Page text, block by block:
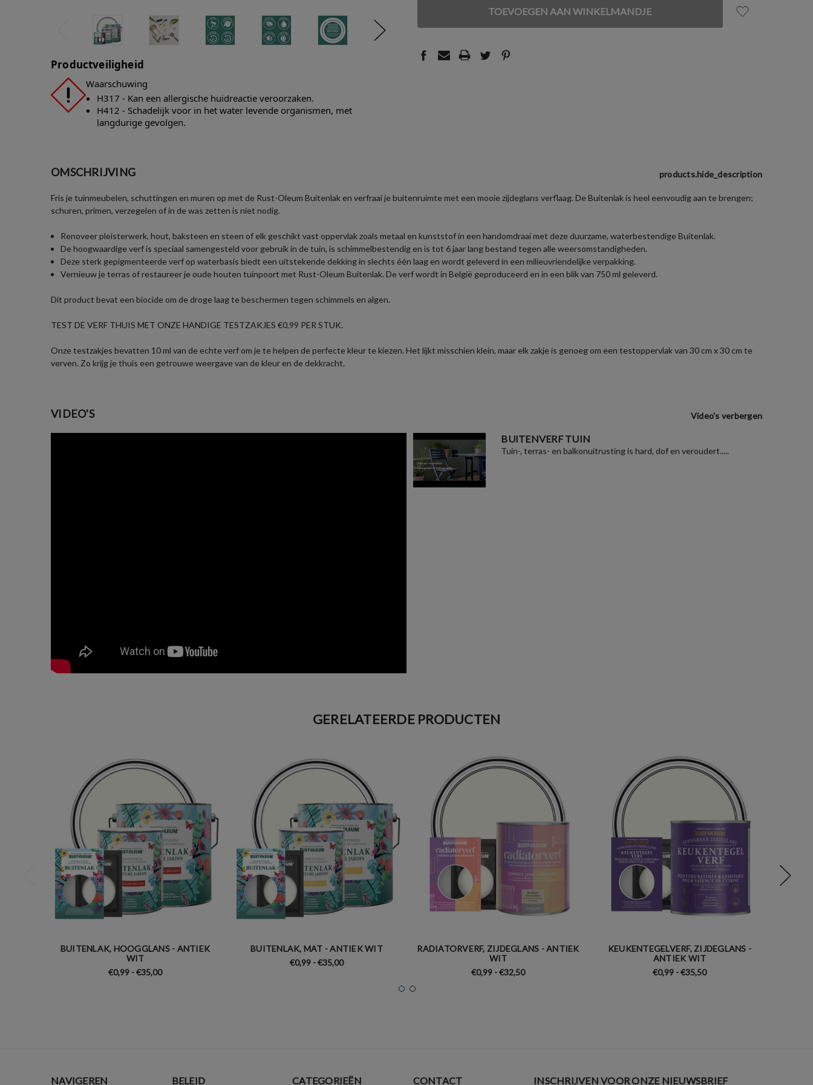
Productveiligheid
Waarschuwing
H317 - Kan een allergische huidreactie veroorzaken.
H412 - Schadelijk voor in het water levende organismen, met
langdurige gevolgen.
UNDEFINEDUNDEFINED
OMSCHRIJVING products.hide_description
Fris je tuinmeubelen, schuttingen en muren op met de Rust-Oleum Buitenlak en verfraai je buitenruimte met een mooie zijdeglans verflaag. De Buitenlak is heel eenvoudig aan te brengen;
schuren, primen, verzegelen of in de was zetten is niet nodig.
Renoveer pleisterwerk, hout, baksteen en steen of elk geschikt vast oppervlak zoals metaal en kunststof in een handomdraai met deze duurzame, waterbestendige Buitenlak.
De hoogwaardige verf is speciaal samengesteld voor gebruik in de tuin, is schimmelbestendig en is tot 6 jaar lang bestand tegen alle weersomstandigheden.
Deze sterk gepigmenteerde verf op waterbasis biedt een uitstekende dekking in slechts één laag en wordt geleverd in een milieuvriendelijke verpakking.
Vernieuw je terras of restaureer je oude houten tuinpoort met Rust-Oleum Buitenlak. De verf wordt in België geproduceerd en in een blik van 750 ml geleverd.
Dit product bevat een biocide om de droge laag te beschermen tegen schimmels en algen.
TEST DE VERF THUIS MET ONZE HANDIGE TESTZAKJES €0,99 PER STUK.
Onze testzakjes bevatten 10 ml van de echte verf om je te helpen de perfecte kleur te kiezen. Het lijkt misschien klein, maar elk zakje is genoeg om een testoppervlak van 30 cm x 30 cm te
verven. Zo krijg je thuis een getrouwe weergave van de kleur en de dekkracht.
VIDEO'S Video's verbergen
BUITENVERF TUIN
Tuin-, terras- en balkonuitrusting is hard, dof en veroudert.....
GERELATEERDE PRODUCTEN
BUITENLAK, HOOGGLANS - ANTIEK
WIT
€0,99 - €35,00
BUITENLAK, MAT - ANTIEK WIT
€0,99 - €35,00
RADIATORVERF, ZIJDEGLANS - ANTIEK
WIT
€0,99 - €32,50
KEUKENTEGELVERF, ZIJDEGLANS -
ANTIEK WIT
€0,99 - €35,50
NAVIGEREN BELEID CATEGORIEËN CONTACT INSCHRIJVEN VOOR ONZE NIEUWSBRIEF